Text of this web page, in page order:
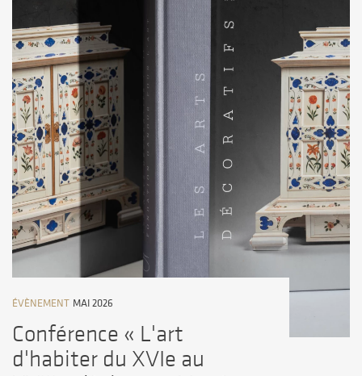
ÉVÈNEMENT MAI 2026
Conférence « L'art
d'habiter du XVIe au